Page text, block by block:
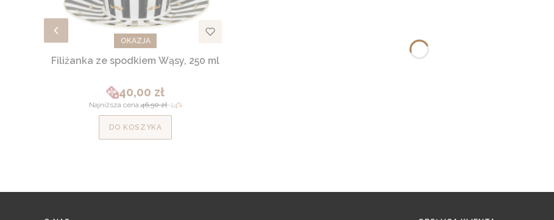
OKAZJA
Filiżanka ze spodkiem Wąsy, 250 ml
Cena promocyjna
40,00 zł
Najniższa cena:46,50 zł-14%
DO KOSZYKA